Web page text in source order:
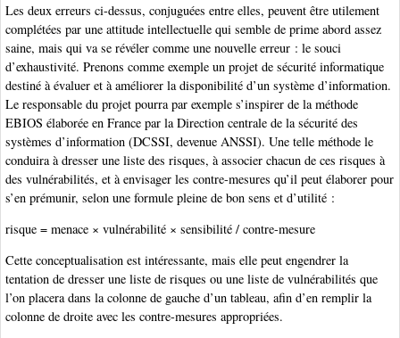
Les deux erreurs ci-dessus, conjuguées entre elles, peuvent être utilement
complétées par une attitude intellectuelle qui semble de prime abord assez
saine, mais qui va se révéler comme une nouvelle erreur : le souci
d’exhaustivité. Prenons comme exemple un projet de sécurité informatique
destiné à évaluer et à améliorer la disponibilité d’un système d’information.
Le responsable du projet pourra par exemple s’inspirer de la méthode
EBIOS élaborée en France par la Direction centrale de la sécurité des
systèmes d’information (DCSSI, devenue ANSSI). Une telle méthode le
conduira à dresser une liste des risques, à associer chacun de ces risques à
des vulnérabilités, et à envisager les contre-mesures qu’il peut élaborer pour
s’en prémunir, selon une formule pleine de bon sens et d’utilité :
risque = menace × vulnérabilité × sensibilité / contre-mesure
Cette conceptualisation est intéressante, mais elle peut engendrer la
tentation de dresser une liste de risques ou une liste de vulnérabilités que
l’on placera dans la colonne de gauche d’un tableau, afin d’en remplir la
colonne de droite avec les contre-mesures appropriées.